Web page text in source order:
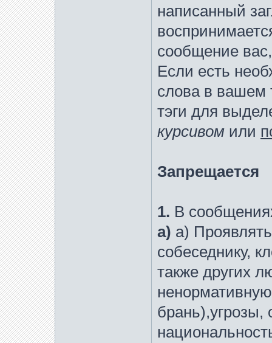
написанный
сообщение вас,
Если есть
слова в вашем
тэги для
курсивом или
Запрещается
1. В
a) a)
собеседнику,
также других
брань),угрозы,